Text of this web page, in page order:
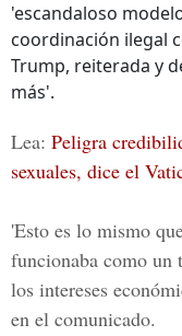
'escandaloso
coordinación ilegal
Trump, reiterada y
más'.
Lea: Peligra
sexuales, dice el
'Esto es lo mismo
funcionaba como un
los intereses
en el comunicado.